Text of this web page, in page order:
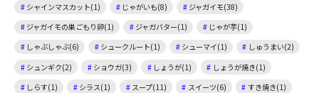
シャインマスカット(1)
じゃがいも(8)
ジャガイモ(38)
ジャガイモの巣ごもり卵(1)
ジャガバター(1)
じゃが芋(1)
しゃぶしゃぶ(6)
シュークルート(1) シューマイ(1)
しゅうまい(2)
シュンギク(2)
ショウガ(3) しょうが(1)
しょうが焼き(1)
しらす(1)
シラス(1) スープ(11) スイーツ(6)
すき焼き(1)